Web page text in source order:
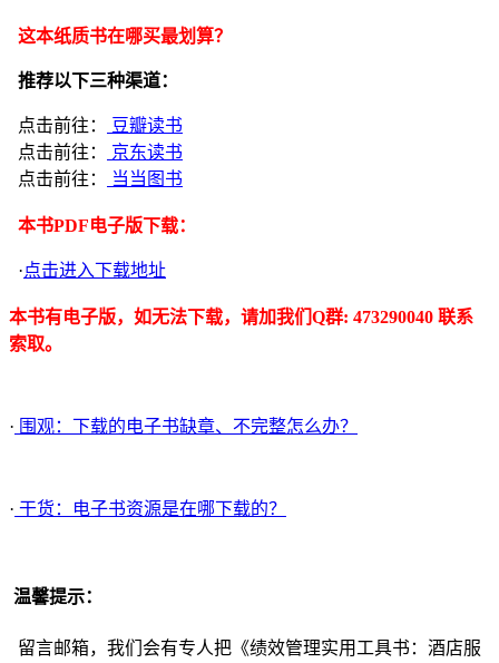
这本纸质书在哪买最划算？
推荐以下三种渠道：
点击前往：
豆瓣读书
点击前往：
京东读书
点击前往：
当当图书
本书PDF电子版下载：
·点击进入下载地址
本书有电子版，如无法下载，请加我们Q群: 473290040 联系
索取。
· 围观：下载的电子书缺章、不完整怎么办？
· 干货：电子书资源是在哪下载的？
温馨提示：
留言邮箱，我们会有专人把《绩效管理实用工具书：酒店服